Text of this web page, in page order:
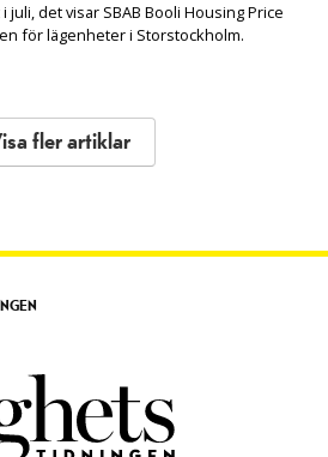
det visar SBAB Booli Housing Price
för lägenheter i Storstockholm.
fler artiklar